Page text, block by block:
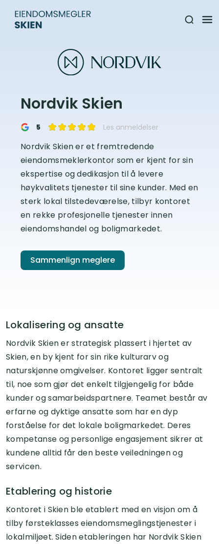
Nordvik Skien
5 Les anmeldelser
Nordvik Skien er et fremtredende
eiendomsmeklerkontor som er kjent for sin
ekspertise og dedikasjon til å levere
høykvalitets tjenester til sine kunder. Med en
sterk lokal tilstedeværelse, tilbyr kontoret
en rekke profesjonelle tjenester innen
eiendomshandel og boligmarkedet.
Sammenlign meglere
Lokalisering og ansatte
Nordvik Skien er strategisk plassert i hjertet av
Skien, en by kjent for sin rike kulturarv og
naturskjønne omgivelser. Kontoret ligger sentralt
til, noe som gjør det enkelt tilgjengelig for både
kunder og samarbeidspartnere. Teamet består av
erfarne og dyktige ansatte som har en dyp
forståelse for det lokale boligmarkedet. Deres
kompetanse og personlige engasjement sikrer at
kundene alltid får den beste veiledningen og
servicen.
Etablering og historie
Kontoret i Skien ble etablert med en visjon om å
tilby førsteklasses eiendomsmeglingstjenester i
lokalmiljøet. Siden etableringen har Nordvik Skien